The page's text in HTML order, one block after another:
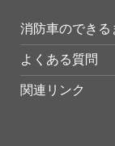
消防車のできる
よくある質問
関連リンク